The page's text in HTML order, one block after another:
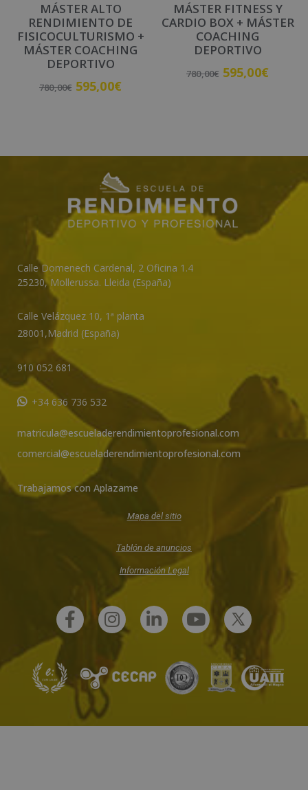
MÁSTER ALTO
RENDIMIENTO DE
FISICOCULTURISMO +
MÁSTER COACHING
DEPORTIVO
780,00€ 595,00€
MÁSTER FITNESS Y
CARDIO BOX + MÁSTER
COACHING
DEPORTIVO
780,00€ 595,00€
Calle Domenech Cardenal, 2 Oficina 1.4
25230, Mollerussa. Lleida (España)
Calle Velázquez 10, 1ª planta
28001,Madrid (España)
910 052 681
+34 636 736 532
matricula@escueladerendimientoprofesional.com
comercial@escueladerendimientoprofesional.com
Trabajamos con Aplazame
Mapa del sitio
Tablón de anuncios
Información Legal